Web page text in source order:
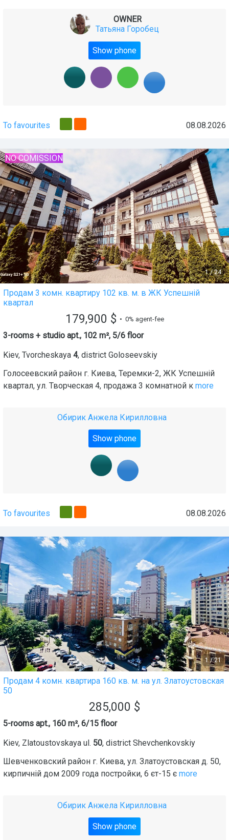
OWNER
Татьяна Горобец
Show phone
To favourites 08.08.2026
1/24
NO COMISSION
Продам 3 комн. квартиру 102 кв. м. в ЖК Успешній
квартал
179,900 $ • 0% agent-fee
3-rooms + studio apt., 102 m², 5/6 floor
Kiev, Tvorcheskaya 4, district Goloseevskiy
Голосеевский район г. Киева, Теремки-2, ЖК Успешній
квартал, ул. Творческая 4, продажа 3 комнатной к more
Обирик Анжела Кирилловна
Show phone
To favourites 08.08.2026
1/21
Продам 4 комн. квартира 160 кв. м. на ул. Златоустовская
50
285,000 $
5-rooms apt., 160 m², 6/15 floor
Kiev, Zlatoustovskaya ul. 50, district Shevchenkovskiy
Шевченковский район г. Киева, ул. Златоустовская д. 50,
кирпичній дом 2009 года постройки, 6 єт-15 є more
Обирик Анжела Кирилловна
Show phone